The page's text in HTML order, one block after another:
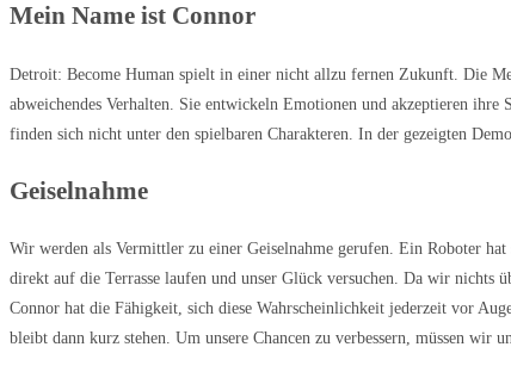
Mein Name ist Connor
Detroit: Become Human spielt in einer nicht allzu fernen Zukunft. Die
abweichendes Verhalten. Sie entwickeln Emotionen und akzeptieren
finden sich nicht unter den spielbaren Charakteren. In der gezeigten
Geiselnahme
Wir werden als Vermittler zu einer Geiselnahme gerufen. Ein Roboter
direkt auf die Terrasse laufen und unser Glück versuchen. Da wir nichts
Connor hat die Fähigkeit, sich diese Wahrscheinlichkeit jederzeit vor
bleibt dann kurz stehen. Um unsere Chancen zu verbessern, müssen wir